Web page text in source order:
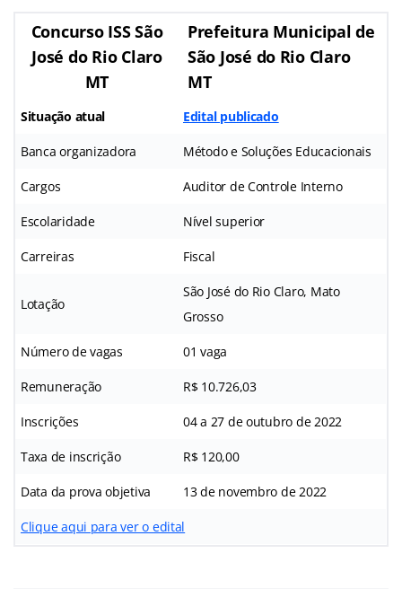
Concurso ISS São
José do Rio Claro
MT
Prefeitura Municipal de
São José do Rio Claro
MT
Situação atual Edital publicado
Banca organizadora Método e Soluções Educacionais
Cargos Auditor de Controle Interno
Escolaridade Nível superior
Carreiras Fiscal
Lotação
São José do Rio Claro, Mato
Grosso
Número de vagas 01 vaga
Remuneração R$ 10.726,03
Inscrições 04 a 27 de outubro de 2022
Taxa de inscrição R$ 120,00
Data da prova objetiva 13 de novembro de 2022
Clique aqui para ver o edital